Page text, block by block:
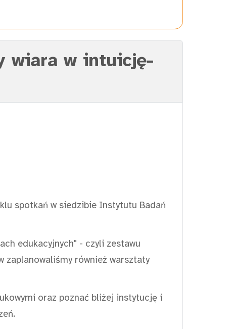
wiara w intuicję-
spotkań w siedzibie Instytutu Badań
edukacyjnych" - czyli zestawu
zaplanowaliśmy również warsztaty
oraz poznać bliżej instytucję i